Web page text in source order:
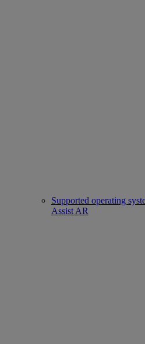
Supported operating
Assist AR